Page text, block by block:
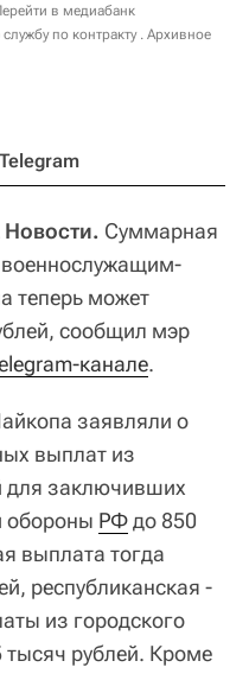
в медиабанк
по контракту . Архивное
Telegram
Суммарная
теперь может
сообщил мэр
канале.
заявляли о
выплат из
для заключивших
обороны РФдо 850
выплата тогда
республиканская -
из городского
рублей. Кроме